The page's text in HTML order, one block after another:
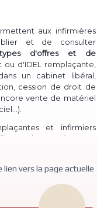
aux infirmières
et de consulter
types d'offres et de
d'IDEL remplaçante,
un cabinet libéral,
cession de droit de
vente de matériel
et infirmiers
déjà publiées.
peuvent aisément
de collaboratrice
, ou
lien vers la page actuelle